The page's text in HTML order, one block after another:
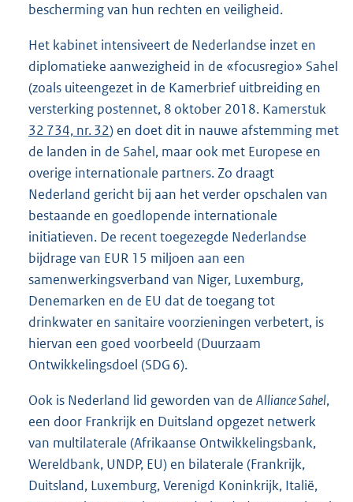
bescherming van hun rechten en veiligheid.
Het kabinet intensiveert de Nederlandse inzet en
diplomatieke aanwezigheid in de «focusregio» Sahel
(zoals uiteengezet in de Kamerbrief uitbreiding en
versterking postennet, 8 oktober 2018. Kamerstuk
32 734, nr. 32) en doet dit in nauwe afstemming met
de landen in de Sahel, maar ook met Europese en
overige internationale partners. Zo draagt
Nederland gericht bij aan het verder opschalen van
bestaande en goedlopende internationale
initiatieven. De recent toegezegde Nederlandse
bijdrage van EUR 15 miljoen aan een
samenwerkingsverband van Niger, Luxemburg,
Denemarken en de EU dat de toegang tot
drinkwater en sanitaire voorzieningen verbetert, is
hiervan een goed voorbeeld (Duurzaam
Ontwikkelingsdoel (SDG 6).
Ook is Nederland lid geworden van de Alliance Sahel,
een door Frankrijk en Duitsland opgezet netwerk
van multilaterale (Afrikaanse Ontwikkelingsbank,
Wereldbank, UNDP, EU) en bilaterale (Frankrijk,
Duitsland, Luxemburg, Verenigd Koninkrijk, Italië,